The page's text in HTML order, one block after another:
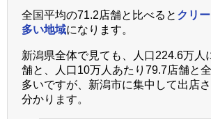
全国平均の71.2店舗と比べると クリ
多い地域になります。
新潟県全体で見ても、人口224.6万人
舗と、人口10万人あたり79.7店舗と
多いですが、新潟市に集中して出店
分かります。